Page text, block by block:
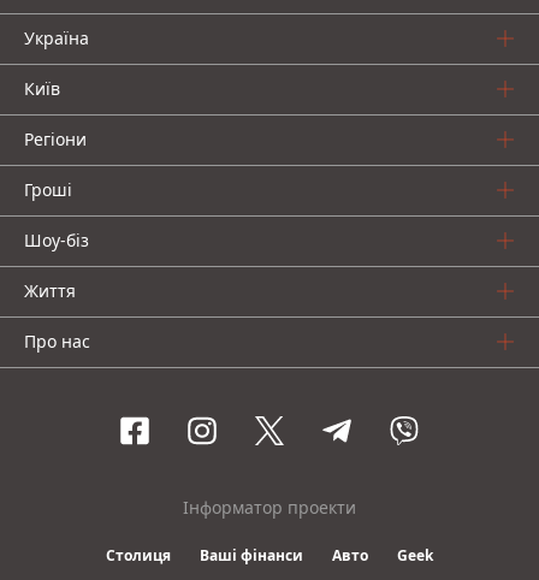
Україна
Київ
Регіони
Гроші
Шоу-біз
Життя
Про нас
Інформатор проекти
Столиця Ваші фінанси Авто Geek